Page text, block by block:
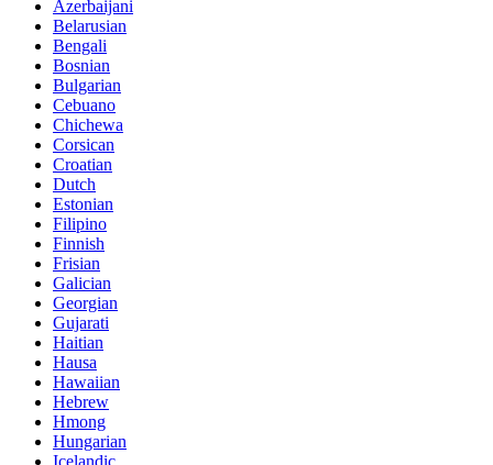
Azerbaijani
Belarusian
Bengali
Bosnian
Bulgarian
Cebuano
Chichewa
Corsican
Croatian
Dutch
Estonian
Filipino
Finnish
Frisian
Galician
Georgian
Gujarati
Haitian
Hausa
Hawaiian
Hebrew
Hmong
Hungarian
Icelandic